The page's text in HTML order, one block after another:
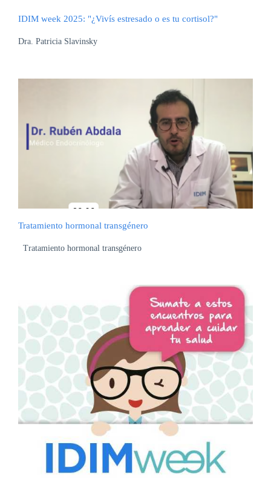
IDIM week 2025: "¿Vivís estresado o es tu cortisol?"
Dra. Patricia Slavinsky
Tratamiento hormonal transgénero
Tratamiento hormonal transgénero